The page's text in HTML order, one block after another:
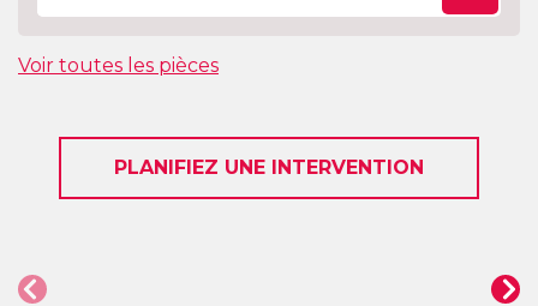
Voir toutes les pièces
PLANIFIEZ UNE INTERVENTION